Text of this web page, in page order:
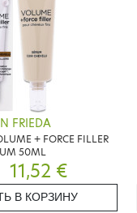
FRIEDA
+ FORCE FILLER
50ML
11,52 €
В КОРЗИНУ